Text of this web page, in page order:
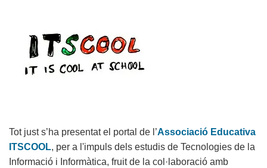
Tot just s’ha presentat el portal de l’Associació Educativa
ITSCOOL, per a l'impuls dels estudis de Tecnologies de la
Informació i Informàtica, fruit de la col·laboració amb